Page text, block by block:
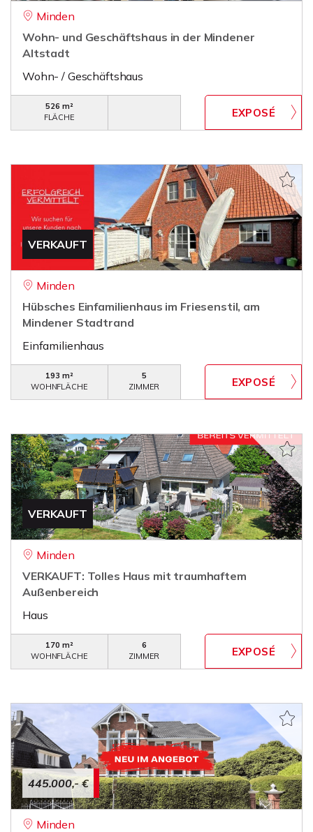
Minden
Wohn- und Geschäftshaus in der Mindener
Altstadt
Wohn- / Geschäftshaus
526 m²
FLÄCHE
VERKAUFT
Minden
Hübsches Einfamilienhaus im Friesenstil, am
Mindener Stadtrand
Einfamilienhaus
193 m²
WOHNFLÄCHE
5
ZIMMER
VERKAUFT
Minden
VERKAUFT: Tolles Haus mit traumhaftem
Außenbereich
Haus
170 m²
WOHNFLÄCHE
6
ZIMMER
445.000,- €
Minden